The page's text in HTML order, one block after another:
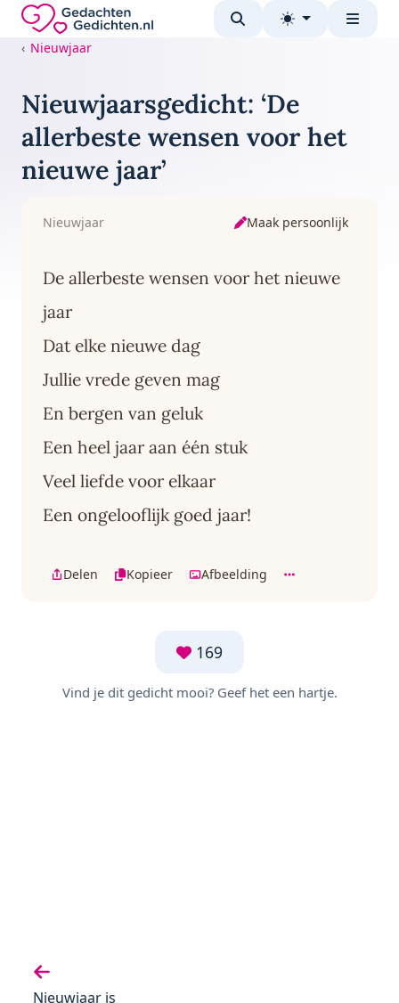
Direct naar de inhoud
Gedachten-Gedichten.nl — naar de homepage
Nieuwjaar
Nieuwjaarsgedicht: ‘De
allerbeste wensen voor het
nieuwe jaar’
Nieuwjaar Maak persoonlijk
De allerbeste wensen voor het nieuwe
jaar
Dat elke nieuwe dag
Jullie vrede geven mag
En bergen van geluk
Een heel jaar aan één stuk
Veel liefde voor elkaar
Een ongelooflijk goed jaar!
Delen Kopieer Afbeelding
169
Vind je dit gedicht mooi? Geef het een hartje.
Vorige gedicht:
Nieuwjaar is